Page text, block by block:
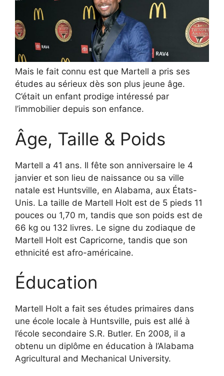
Mais le fait connu est que Martell a pris ses
études au sérieux dès son plus jeune âge.
C’était un enfant prodige intéressé par
l’immobilier depuis son enfance.
Âge, Taille & Poids
Martell a 41 ans. Il fête son anniversaire le 4
janvier et son lieu de naissance ou sa ville
natale est Huntsville, en Alabama, aux États-
Unis. La taille de Martell Holt est de 5 pieds 11
pouces ou 1,70 m, tandis que son poids est de
66 kg ou 132 livres. Le signe du zodiaque de
Martell Holt est Capricorne, tandis que son
ethnicité est afro-américaine.
Éducation
Martell Holt a fait ses études primaires dans
une école locale à Huntsville, puis est allé à
l’école secondaire S.R. Butler. En 2008, il a
obtenu un diplôme en éducation à l’Alabama
Agricultural and Mechanical University.